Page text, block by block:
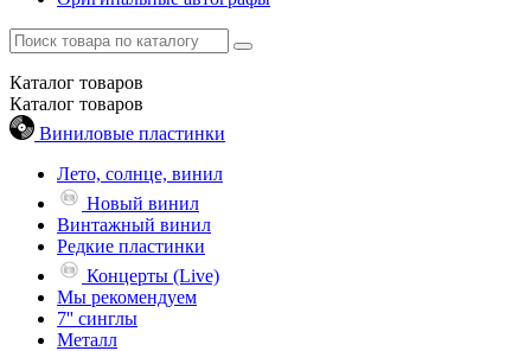
Каталог товаров
Каталог товаров
Виниловые пластинки
Лето, солнце, винил
Новый винил
Винтажный винил
Редкие пластинки
Концерты (Live)
Мы рекомендуем
7'' синглы
Металл